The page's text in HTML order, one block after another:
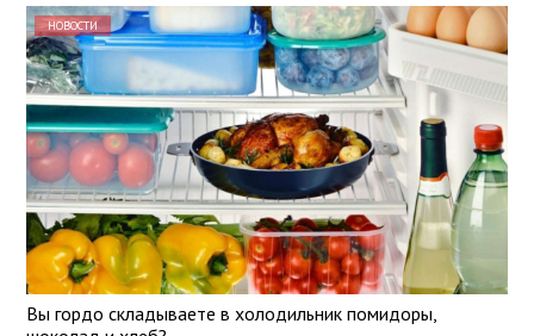
НОВОСТИ
Вы гордо складываете в холодильник помидоры,